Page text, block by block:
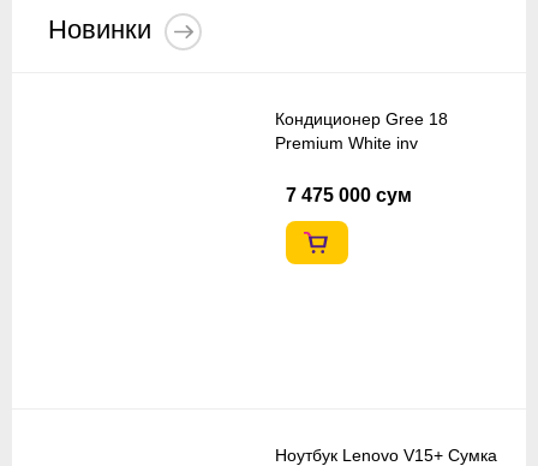
Новинки
Кондиционер Gree 18
Premium White inv
7 475 000 сум
Ноутбук Lenovo V15+ Сумка